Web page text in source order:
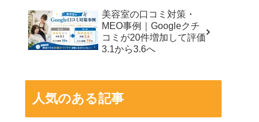
美容室の口コミ対策・
MEO事例｜Googleクチ
コミが20件増加して評価
3.1から3.6へ
人気のある記事